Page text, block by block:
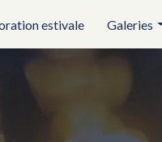
estivale Galeries
Réception et évènementiel